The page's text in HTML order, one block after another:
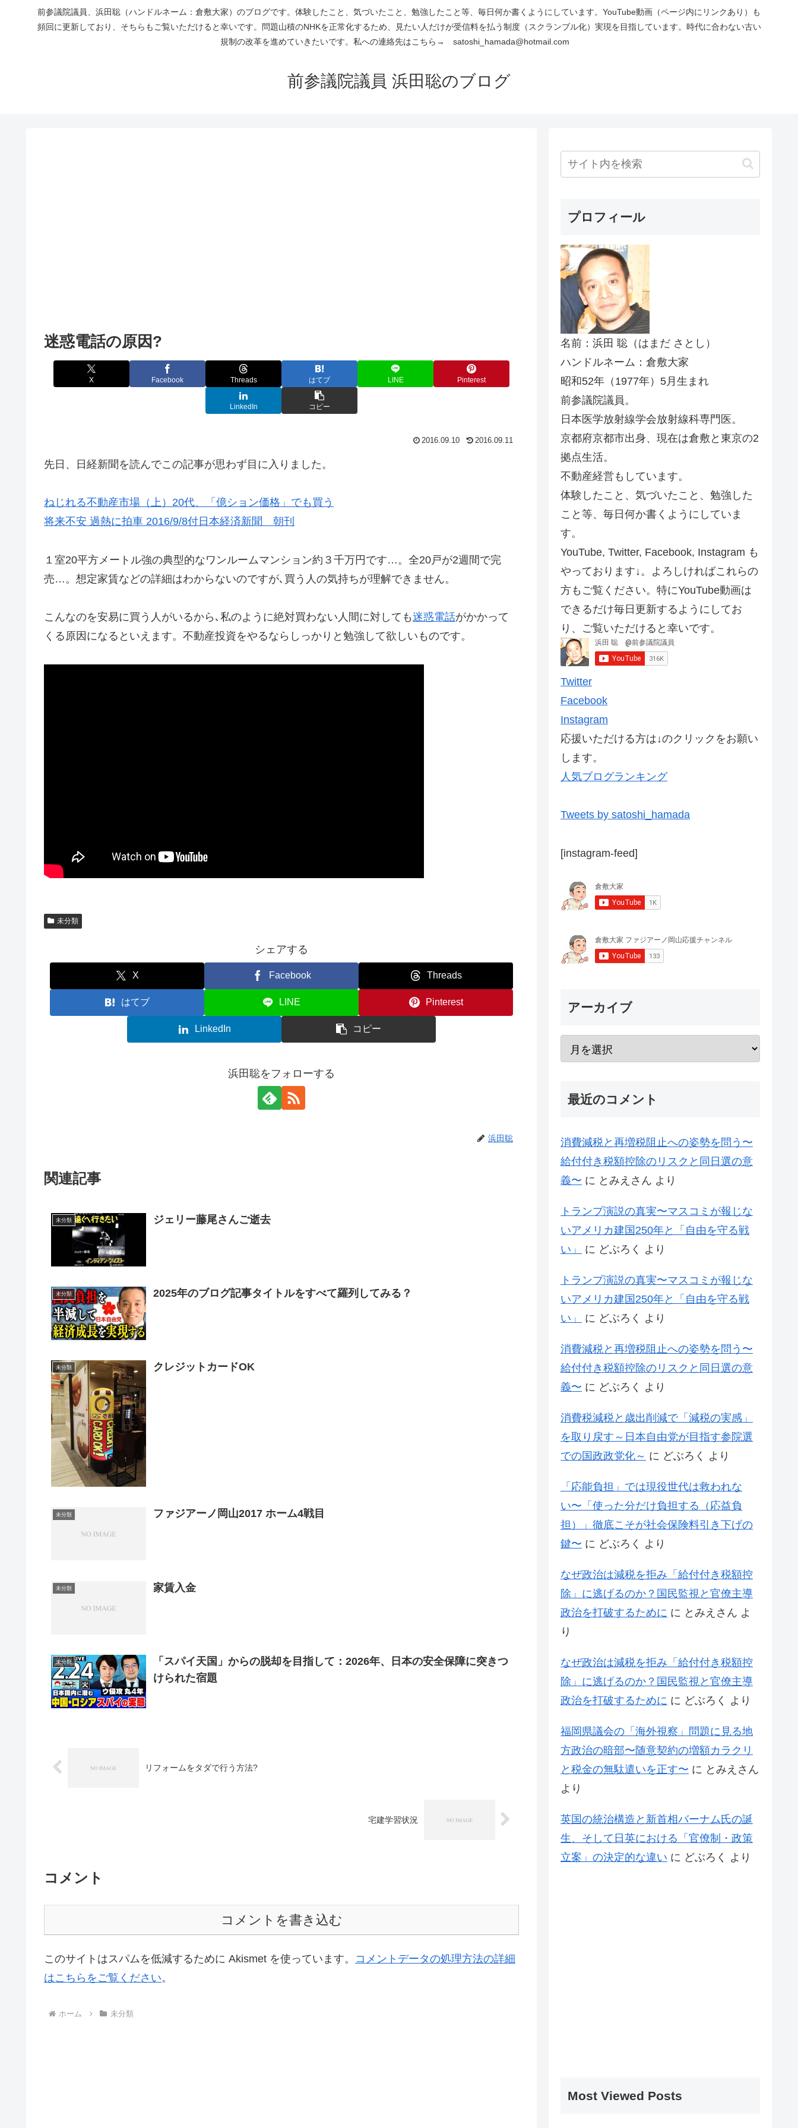
前参議院議員、浜田聡（ハンドルネーム：倉敷大家）のブログです。体験したこと、気づいたこと、勉強したこと等、毎日何か書くようにしています。YouTube動画（ページ内にリンクあり）も
頻回に更新しており、そちらもご覧いただけると幸いです。問題山積のNHKを正常化するため、見たい人だけが受信料を払う制度（スクランブル化）実現を目指しています。時代に合わない古い
規制の改革を進めていきたいです。私への連絡先はこちら→ satoshi_hamada@hotmail.com
前参議院議員 浜田聡のブログ
迷惑電話の原因?
X Facebook Threads はてブ LINE Pinterest
LinkedIn コピー
2016.09.10 2016.09.11
先日、日経新聞を読んでこの記事が思わず目に入りました。
ねじれる不動産市場（上）20代、「億ション価格」でも買う
将来不安 過熱に拍車 2016/9/8付日本経済新聞 朝刊
１室20平方メートル強の典型的なワンルームマンション約３千万円です…。全20戸が2週間で完
売…。想定家賃などの詳細はわからないのですが､買う人の気持ちが理解できません。
こんなのを安易に買う人がいるから､私のように絶対買わない人間に対しても迷惑電話がかかって
くる原因になるといえます。不動産投資をやるならしっかりと勉強して欲しいものです。
未分類
シェアする
X Facebook Threads
はてブ LINE Pinterest
LinkedIn コピー
浜田聡をフォローする
浜田聡
関連記事
未分類 ジェリー藤尾さんご逝去
未分類 2025年のブログ記事タイトルをすべて羅列してみる？
未分類 クレジットカードOK
未分類 ファジアーノ岡山2017 ホーム4戦目
未分類 家賃入金
未分類
「スパイ天国」からの脱却を目指して：2026年、日本の安全保障に突きつ
けられた宿題
リフォームをタダで行う方法?
宅建学習状況
コメント
コメントを書き込む
このサイトはスパムを低減するために Akismet を使っています。 コメントデータの処理方法の詳細
はこちらをご覧ください。
ホーム 未分類
プロフィール
名前：浜田 聡（はまだ さとし）
ハンドルネーム：倉敷大家
昭和52年（1977年）5月生まれ
前参議院議員。
日本医学放射線学会放射線科専門医。
京都府京都市出身、現在は倉敷と東京の2
拠点生活。
不動産経営もしています。
体験したこと、気づいたこと、勉強した
こと等、毎日何か書くようにしていま
す。
YouTube, Twitter, Facebook, Instagram も
やっております↓。よろしければこれらの
方もご覧ください。特にYouTube動画は
できるだけ毎日更新するようにしてお
り、ご覧いただけると幸いです。
Twitter
Facebook
Instagram
応援いただける方は↓のクリックをお願い
します。
人気ブログランキング
Tweets by satoshi_hamada
[instagram-feed]
アーカイブ
最近のコメント
消費減税と再増税阻止への姿勢を問う〜
給付付き税額控除のリスクと同日選の意
義〜 に とみえさん より
トランプ演説の真実〜マスコミが報じな
いアメリカ建国250年と「自由を守る戦
い」
に どぶろく より
トランプ演説の真実〜マスコミが報じな
いアメリカ建国250年と「自由を守る戦
い」
に どぶろく より
消費減税と再増税阻止への姿勢を問う〜
給付付き税額控除のリスクと同日選の意
義〜 に どぶろく より
消費税減税と歳出削減で「減税の実感」
を取り戻す～日本自由党が目指す参院選
での国政政党化～ に どぶろく より
「応能負担」では現役世代は救われな
い〜「使った分だけ負担する（応益負
担）」徹底こそが社会保険料引き下げの
鍵〜 に どぶろく より
なぜ政治は減税を拒み「給付付き税額控
除」に逃げるのか？国民監視と官僚主導
政治を打破するために に とみえさん よ
り
なぜ政治は減税を拒み「給付付き税額控
除」に逃げるのか？国民監視と官僚主導
政治を打破するために に どぶろく より
福岡県議会の「海外視察」問題に見る地
方政治の暗部〜随意契約の増額カラクリ
と税金の無駄遣いを正す〜 に とみえさん
より
英国の統治構造と新首相バーナム氏の誕
生、そして日英における「官僚制・政策
立案」の決定的な違い に どぶろく より
Most Viewed Posts